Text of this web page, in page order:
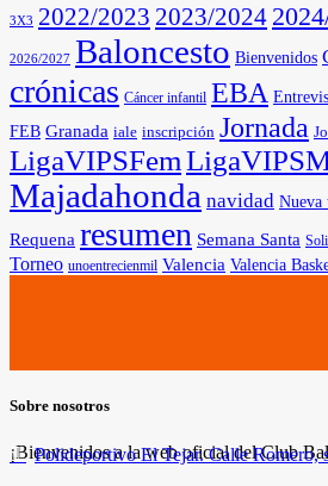
3X3 2022/2023 2023/2024
2026/2027 Baloncesto Bienvenidos
crónicas Cáncer infantil EBA
FEB Granada iale inscripción Jornada
LigaVIPSFem
Majadahonda navidad Nueva
Requena resumen Semana Santa
Torneo unoentrecienmil Valencia Valencia
Sobre nosotros
¡Bienvenidos a la web oficial del Club
Polideportivo El Tejar. Calle Romero,